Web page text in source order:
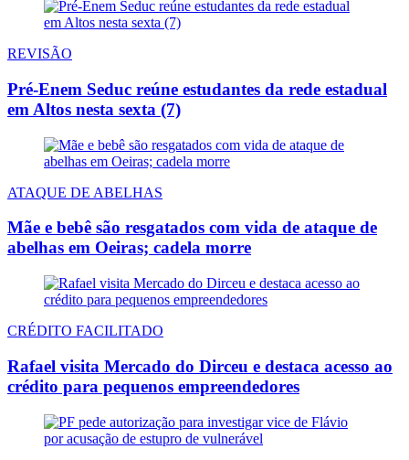
REVISÃO
Pré-Enem Seduc reúne estudantes da rede estadual
em Altos nesta sexta (7)
ATAQUE DE ABELHAS
Mãe e bebê são resgatados com vida de ataque de
abelhas em Oeiras; cadela morre
CRÉDITO FACILITADO
Rafael visita Mercado do Dirceu e destaca acesso ao
crédito para pequenos empreendedores